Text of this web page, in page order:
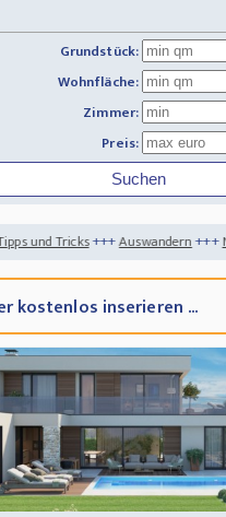
Grundstück:
Wohnfläche:
Zimmer:
Preis:
Auswandern+++Nachhaltigkeit+++
kostenlos inserieren ...